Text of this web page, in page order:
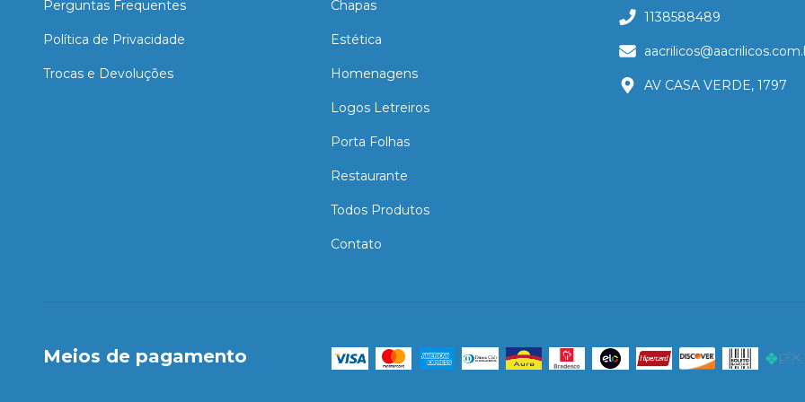
Perguntas Frequentes
Política de Privacidade
Trocas e Devoluções
Chapas
Estética
Homenagens
Logos Letreiros
Porta Folhas
Restaurante
Todos Produtos
Contato
1138588489
AV CASA VERDE, 1797
Meios de pagamento